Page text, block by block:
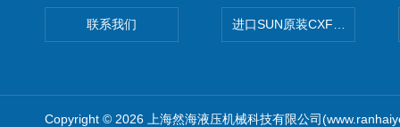
联系我们 进口SUN原装CXFAXCN导压
Copyright © 2026 上海然海液压机械科技有限公司